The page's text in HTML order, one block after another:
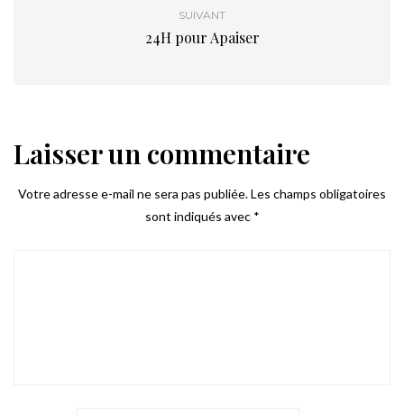
SUIVANT
24H pour Apaiser
Laisser un commentaire
Votre adresse e-mail ne sera pas publiée.Les champs obligatoires
sont indiqués avec *